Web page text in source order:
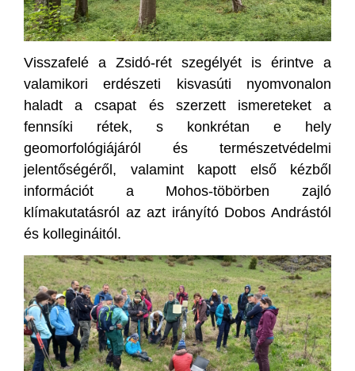
Visszafelé a Zsidó-rét szegélyét is érintve a
valamikori erdészeti kisvasúti nyomvonalon
haladt a csapat és szerzett ismereteket a
fennsíki rétek, s konkrétan e hely
geomorfológiájáról és természetvédelmi
jelentőségéről, valamint kapott első kézből
információt a Mohos-töbörben zajló
klímakutatásról az azt irányító Dobos Andrástól
és kollegináitól.